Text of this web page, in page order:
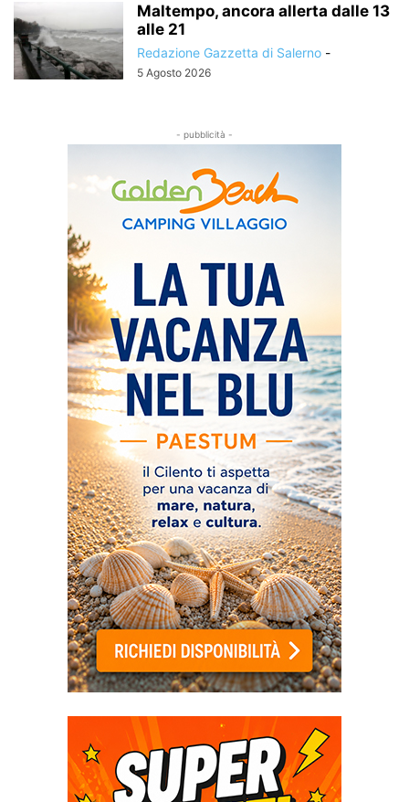
Maltempo, ancora allerta dalle 13
alle 21
Redazione Gazzetta di Salerno -
5 Agosto 2026
- pubblicità -